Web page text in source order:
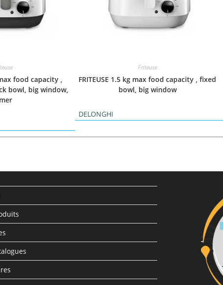
food capacity ,
bowl, big window,
Friteuse
FRITEUSE 1.5 kg max food capacity , fixed
bowl, big window
DELONGHI